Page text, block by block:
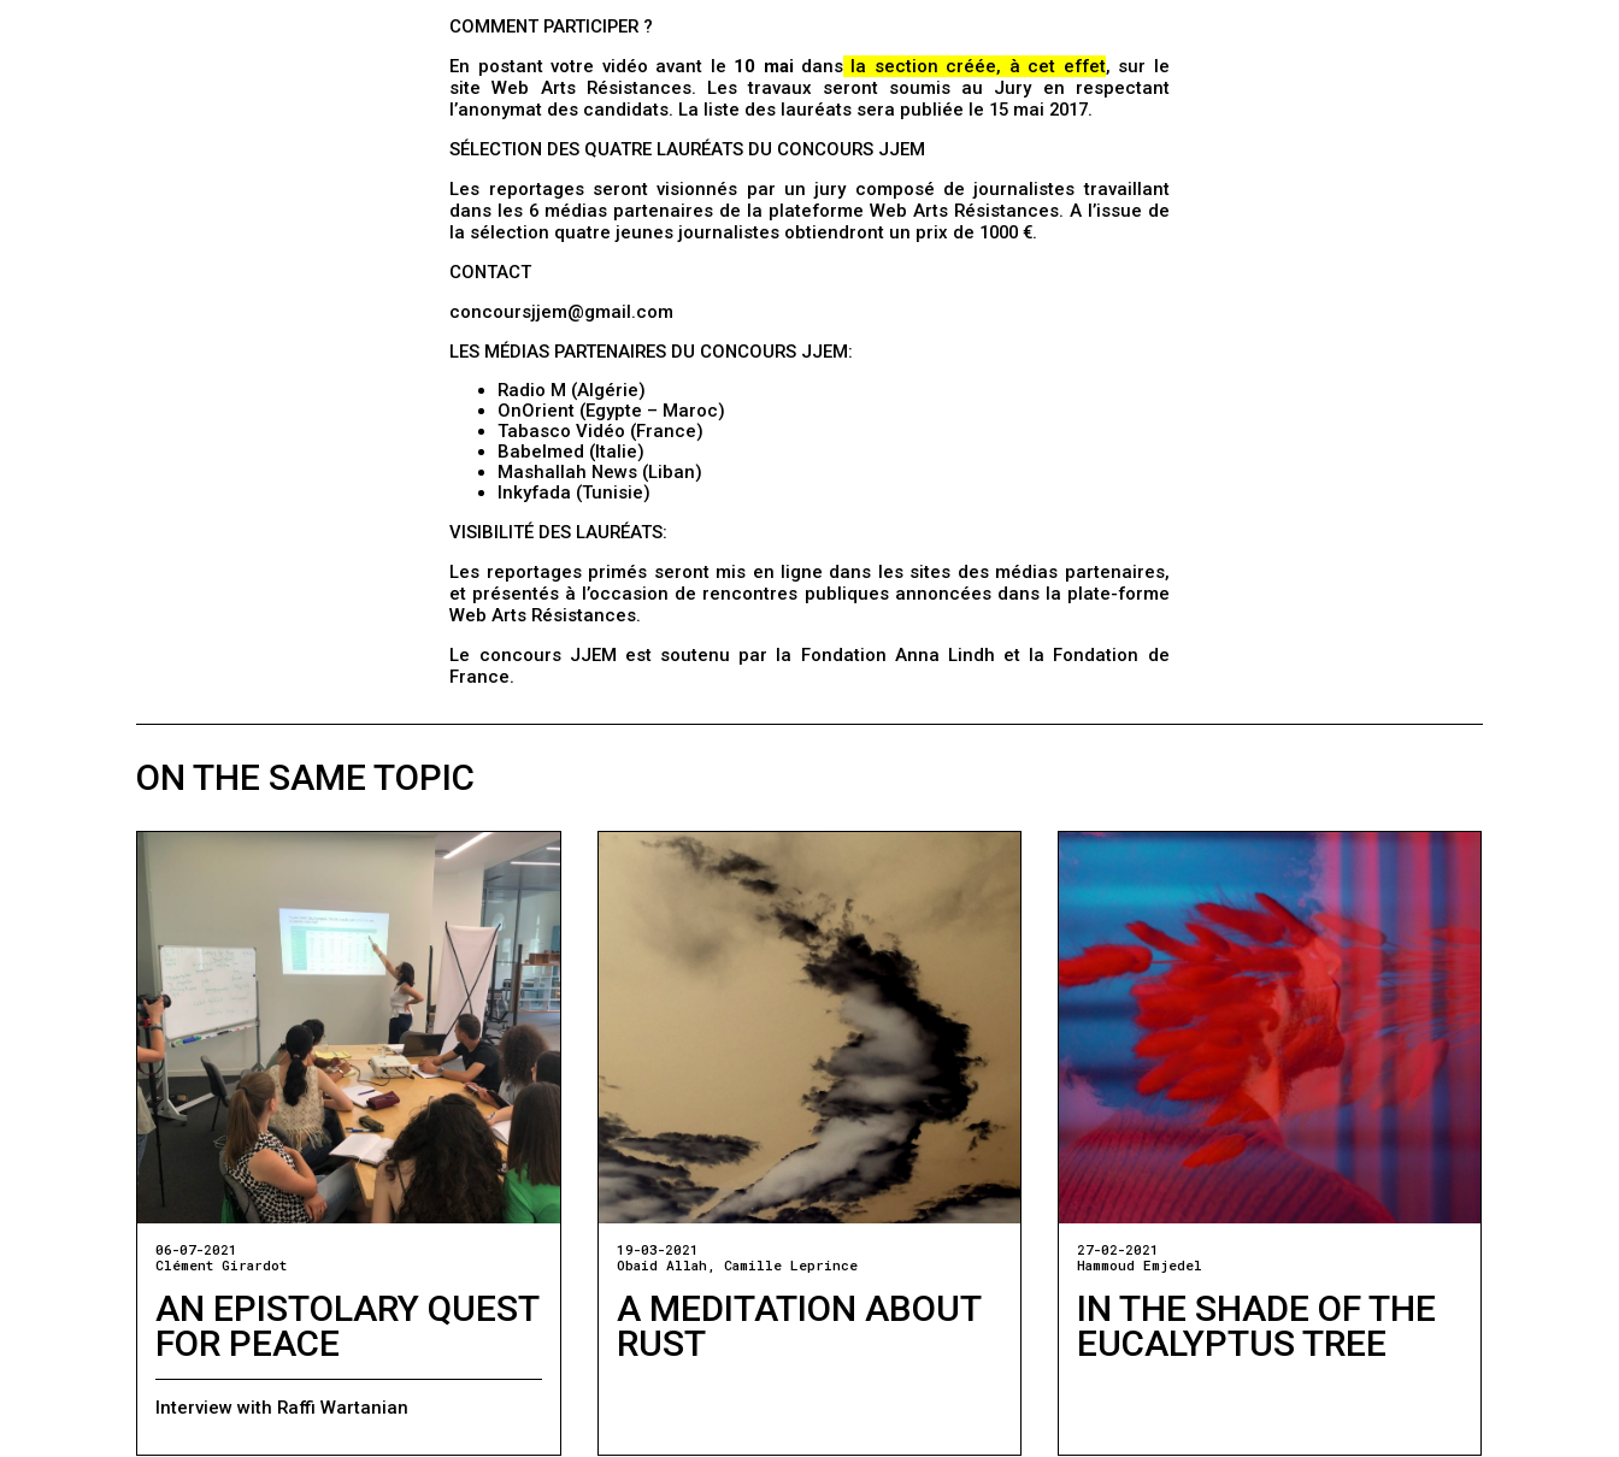
COMMENT PARTICIPER ?
En postant votre vidéo avant le 10 maidans la section créée, à cet effet, sur le
site Web Arts Résistances. Les travaux seront soumis au Jury en respectant
l’anonymat des candidats. La liste des lauréats sera publiée le 15 mai 2017.
SÉLECTION DES QUATRE LAURÉATS DU CONCOURS JJEM
Les reportages seront visionnés par un jury composé de journalistes travaillant
dans les 6 médias partenaires de la plateforme Web Arts Résistances. A l’issue de
la sélection quatre jeunes journalistes obtiendront un prix de 1000 €.
CONTACT
concoursjjem@gmail.com
LES MÉDIAS PARTENAIRES DU CONCOURS JJEM:
Radio M (Algérie)
OnOrient (Egypte – Maroc)
Tabasco Vidéo (France)
Babelmed (Italie)
Mashallah News (Liban)
Inkyfada (Tunisie)
VISIBILITÉ DES LAURÉATS:
Les reportages primés seront mis en ligne dans les sites des médias partenaires,
et présentés à l’occasion de rencontres publiques annoncées dans la plate-forme
Web Arts Résistances.
Le concours JJEM est soutenu par la Fondation Anna Lindh et la Fondation de
France.
ON THE SAME TOPIC
06-07-2021
Clément Girardot
AN EPISTOLARY QUEST
FOR PEACE
Interview with Raffi Wartanian
19-03-2021
Obaid Allah
Camille Leprince
A MEDITATION ABOUT
RUST
27-02-2021
Hammoud Emjedel
IN THE SHADE OF THE
EUCALYPTUS TREE